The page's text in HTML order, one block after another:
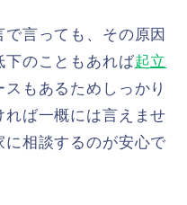
で言っても、その原因
下のこともあれば起立
もあるためしっかり
ば一概には言えませ
相談するのが安心で